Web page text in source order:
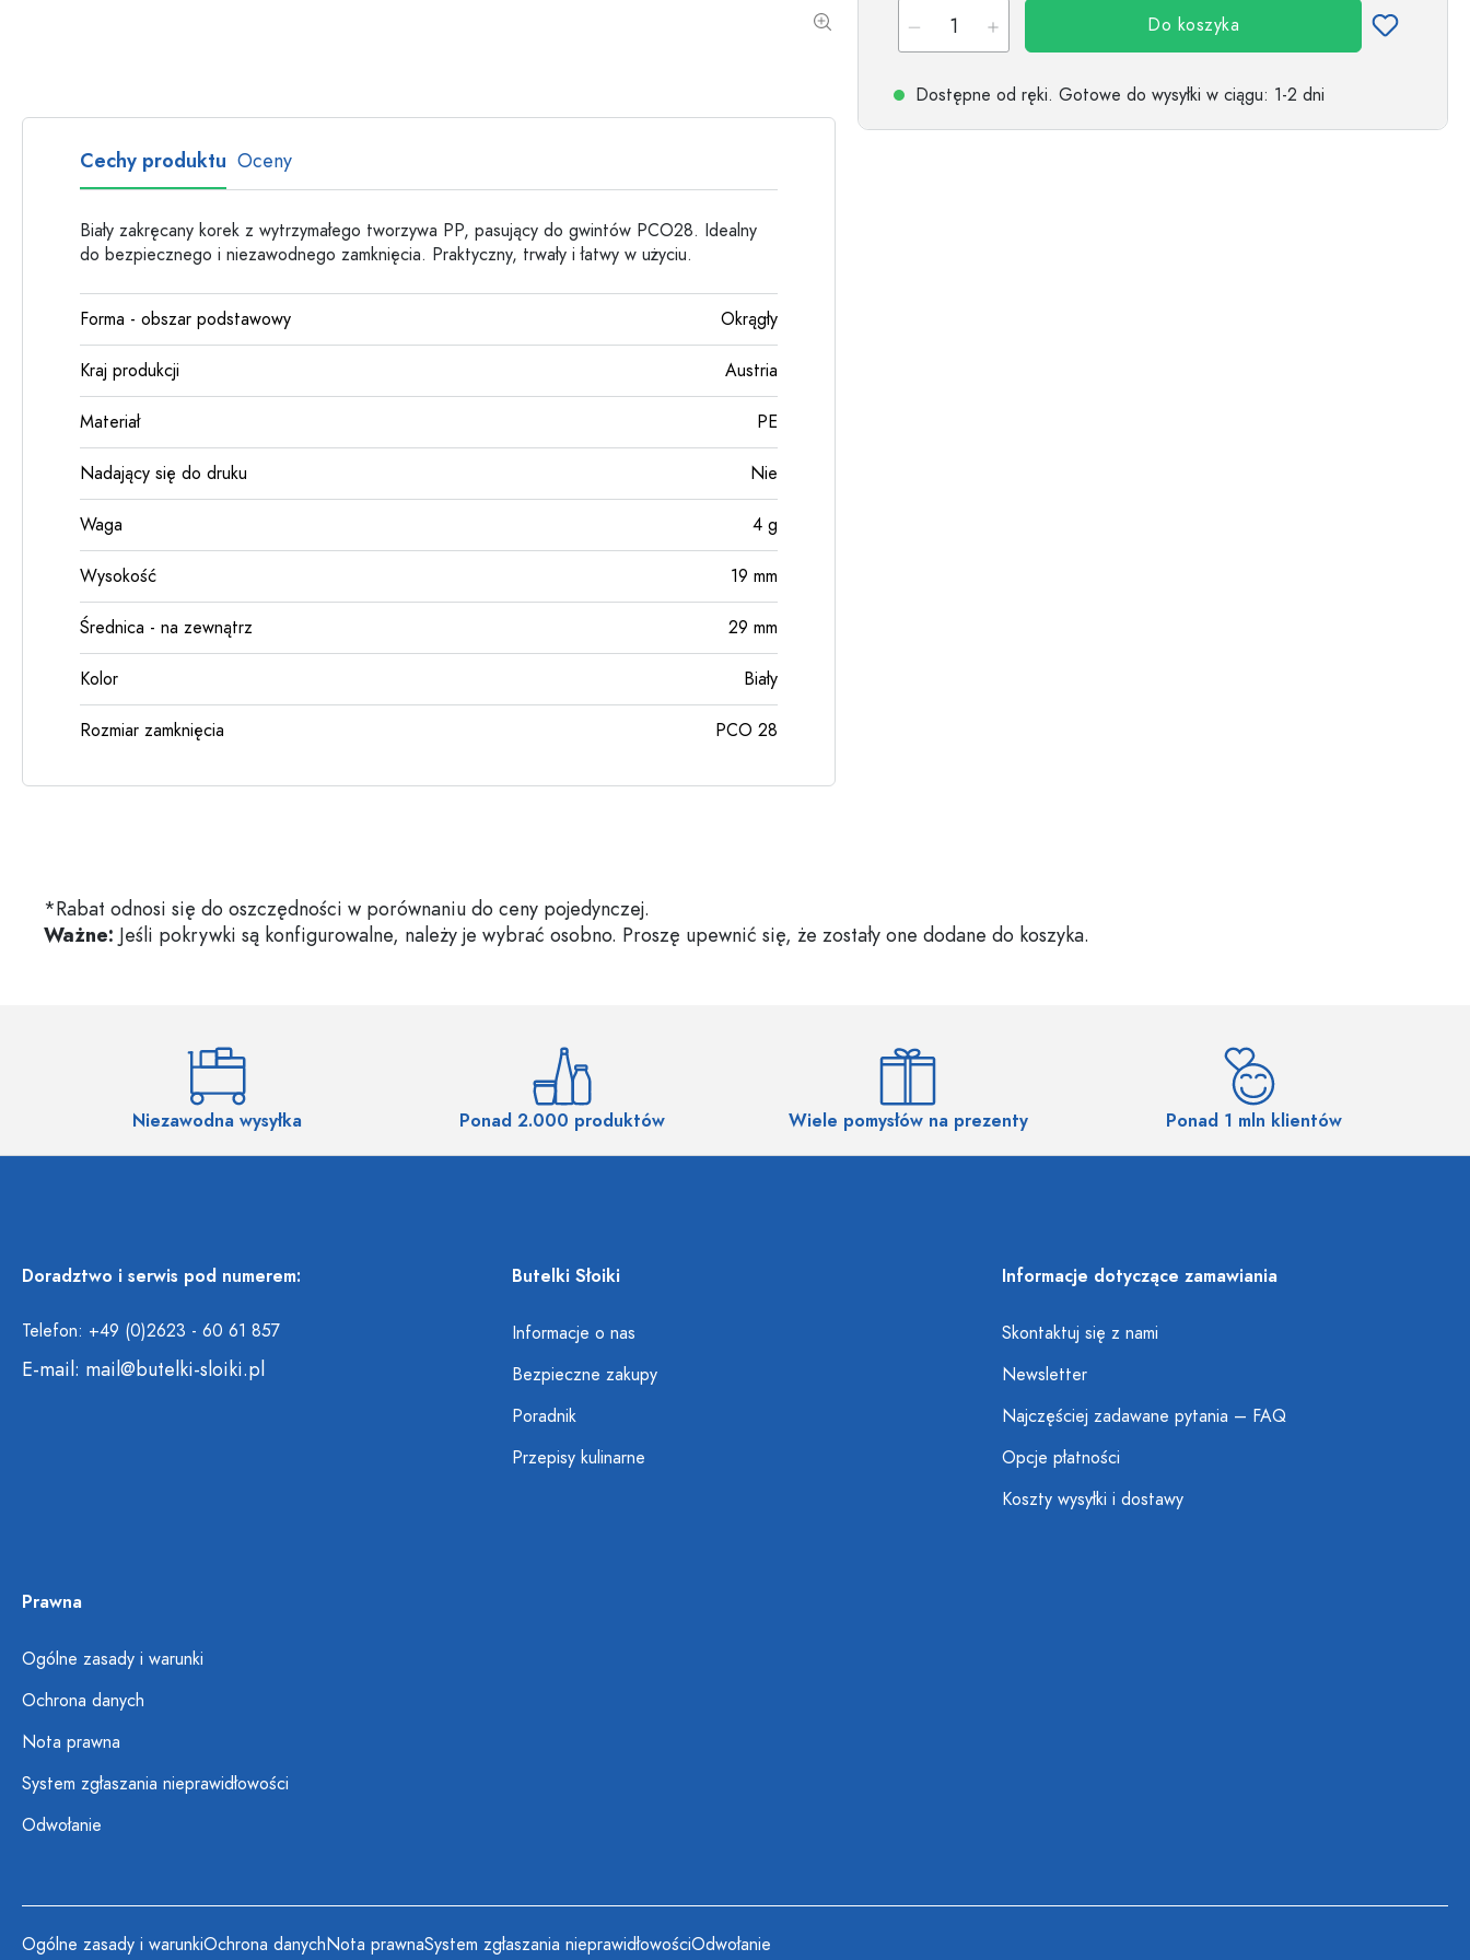
Do koszyka
Dostępne od ręki. Gotowe do wysyłki w ciągu: 1-2 dni
Cechy produktu Oceny
Biały zakręcany korek z wytrzymałego tworzywa PP, pasujący do gwintów PCO28. Idealny
do bezpiecznego i niezawodnego zamknięcia. Praktyczny, trwały i łatwy w użyciu.
Forma - obszar podstawowy Okrągły
Kraj produkcji Austria
Materiał PE
Nadający się do druku Nie
Waga 4 g
Wysokość 19 mm
Średnica - na zewnątrz 29 mm
Kolor Biały
Rozmiar zamknięcia PCO 28
*Rabat odnosi się do oszczędności w porównaniu do ceny pojedynczej.
Ważne: Jeśli pokrywki są konfigurowalne, należy je wybrać osobno. Proszę upewnić się, że zostały one dodane do koszyka.
Niezawodna wysyłka Ponad 2.000 produktów Wiele pomysłów na prezenty Ponad 1 mln klientów
Doradztwo i serwis pod numerem:
Telefon: +49 (0)2623 - 60 61 857
E-mail: mail@butelki-sloiki.pl
Butelki Słoiki
Informacje o nas
Bezpieczne zakupy
Poradnik
Przepisy kulinarne
Informacje dotyczące zamawiania
Skontaktuj się z nami
Newsletter
Najczęściej zadawane pytania – FAQ
Opcje płatności
Koszty wysyłki i dostawy
Prawna
Ogólne zasady i warunki
Ochrona danych
Nota prawna
System zgłaszania nieprawidłowości
Odwołanie
Ogólne zasady i warunkiOchrona danychNota prawnaSystem zgłaszania nieprawidłowościOdwołanie